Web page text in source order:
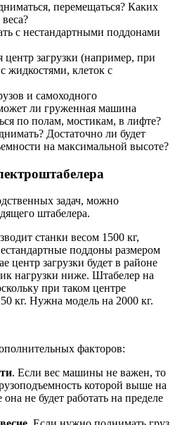
перемещаться? Каких
с нестандартными поддонами
центр загрузки (например, при
жидкостями, клеток с
и самоходного
ли груженная машина
по полам, мостикам, в лифте?
Достаточно ли будет
на максимальной высоте?
задач, можно
штабелера.
станки весом 1500 кг,
поддоны размером
центр загрузки будет в районе
нагрузки ниже. Штабелер на
при таком центре
кг. Нужна модель на 2000 кг.
факторов:
. Если вес машины не важен, то
которой выше на
не будет работать на пределе